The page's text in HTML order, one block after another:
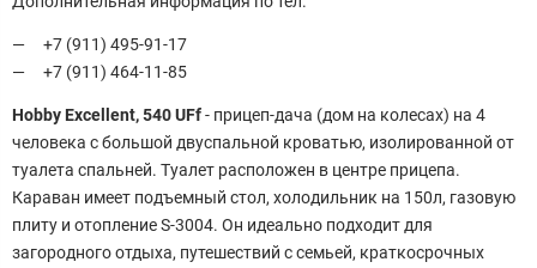
+7 (911) 495-91-17
+7 (911) 464-11-85
Hobby Excellent, 540 UFf- прицеп-дача (дом на колесах) на 4
человека с большой двуспальной кроватью, изолированной от
туалета спальней. Туалет расположен в центре прицепа.
Караван имеет подъемный стол, холодильник на 150л, газовую
плиту и отопление S-3004. Он идеально подходит для
загородного отдыха, путешествий с семьей, краткосрочных